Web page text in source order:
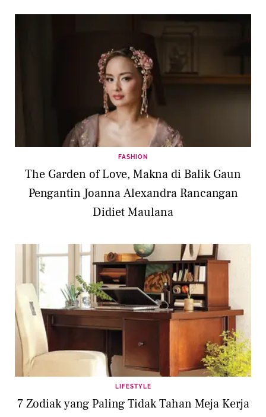
FASHION
The Garden of Love, Makna di Balik Gaun
Pengantin Joanna Alexandra Rancangan
Didiet Maulana
LIFESTYLE
7 Zodiak yang Paling Tidak Tahan Meja Kerja